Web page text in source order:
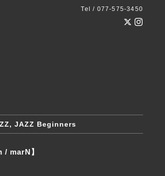
Tel / 077-575-3450
JAZZ Beginners
marN】